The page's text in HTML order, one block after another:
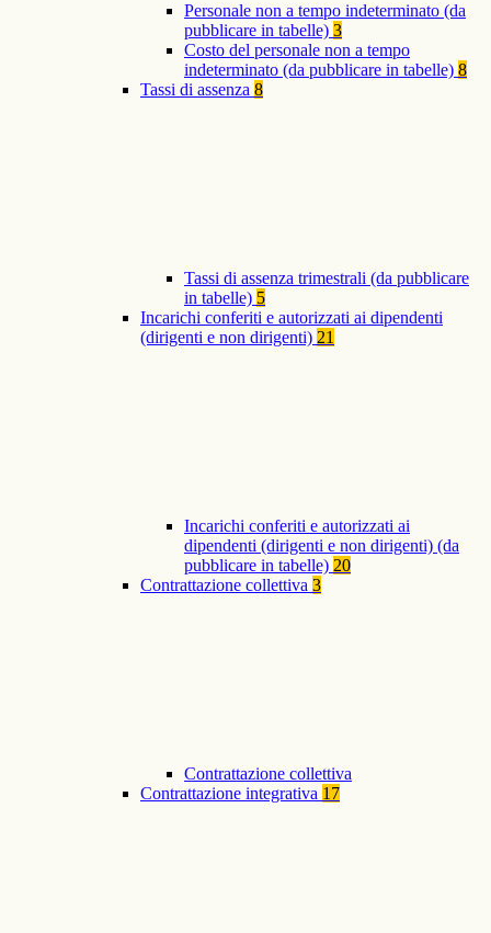
Personale non a tempo indeterminato (da
pubblicare in tabelle) 3
Costo del personale non a tempo
indeterminato (da pubblicare in tabelle) 8
Tassi di assenza 8
Tassi di assenza trimestrali (da pubblicare
in tabelle) 5
Incarichi conferiti e autorizzati ai dipendenti
(dirigenti e non dirigenti) 21
Incarichi conferiti e autorizzati ai
dipendenti (dirigenti e non dirigenti) (da
pubblicare in tabelle) 20
Contrattazione collettiva 3
Contrattazione collettiva
Contrattazione integrativa 17